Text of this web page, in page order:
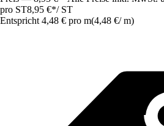
pro ST8,95 €*/ ST
Entspricht 4,48 € pro m(4,48 €/ m)